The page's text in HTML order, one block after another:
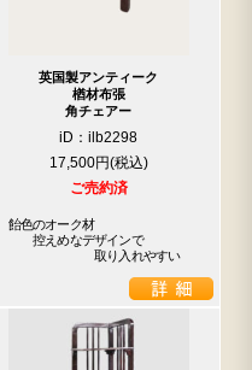
英国製アンティーク
楢材布張
角チェアー
iD：ilb2298
17,500円
ご売約済
飴色のオーク材
控えめなデザインで
取り入れやすい